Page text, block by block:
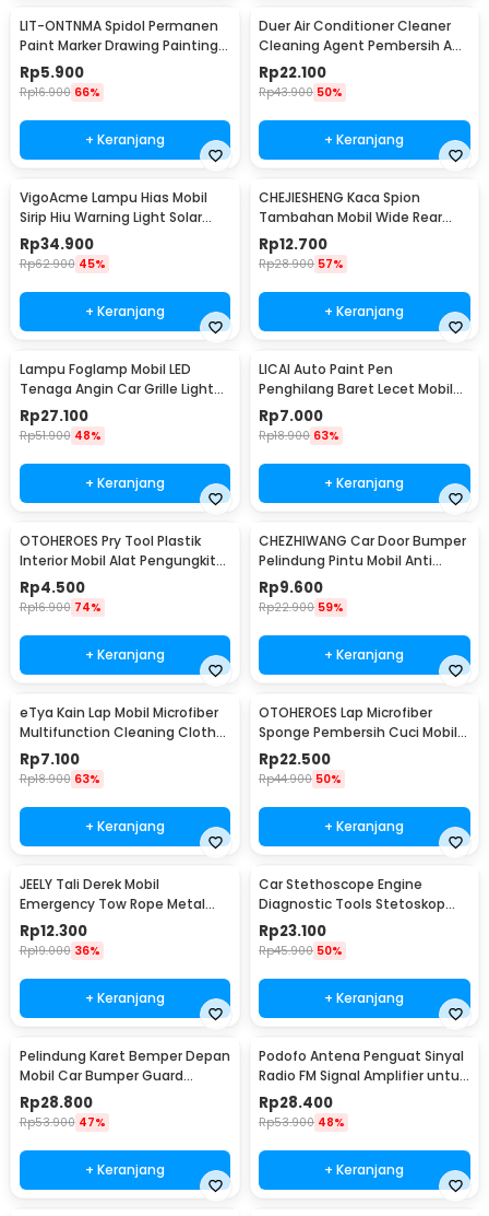
LIT-ONTNMA Spidol Permanen
Paint Marker Drawing Painting
Oil Base - MP-01
Rp5.900
Rp16.900 66%
+ Keranjang
Duer Air Conditioner Cleaner
Cleaning Agent Pembersih AC
Rumah 500ml - QUY1640
Rp22.100
Rp43.900 50%
+ Keranjang
VigoAcme Lampu Hias Mobil
Sirip Hiu Warning Light Solar
Energy 8 LED - FZWJSD
Rp34.900
Rp62.900 45%
+ Keranjang
CHEJIESHENG Kaca Spion
Tambahan Mobil Wide Rear
View Anti Blind Spot - SY-080
Rp12.700
Rp28.900 57%
+ Keranjang
Lampu Foglamp Mobil LED
Tenaga Angin Car Grille Light
Wind Power 2 PCS - XY044
Rp27.100
Rp51.900 48%
+ Keranjang
LICAI Auto Paint Pen
Penghilang Baret Lecet Mobil
Scratch Removal 12ml
Rp7.000
Rp18.900 63%
+ Keranjang
OTOHEROES Pry Tool Plastik
Interior Mobil Alat Pengungkit
Set 4 PCS - AA16
Rp4.500
Rp16.900 74%
+ Keranjang
CHEZHIWANG Car Door Bumper
Pelindung Pintu Mobil Anti
Gores 8 PCS - HT-001
Rp9.600
Rp22.900 59%
+ Keranjang
eTya Kain Lap Mobil Microfiber
Multifunction Cleaning Cloth
30x39cm - H-10
Rp7.100
Rp18.900 63%
+ Keranjang
OTOHEROES Lap Microfiber
Sponge Pembersih Cuci Mobil
Motor - TP266
Rp22.500
Rp44.900 50%
+ Keranjang
JEELY Tali Derek Mobil
Emergency Tow Rope Metal
Buckle U-Type 2.7M - JL30
Rp12.300
Rp19.000 36%
+ Keranjang
Car Stethoscope Engine
Diagnostic Tools Stetoskop
Mesin Mobil - W80582
Rp23.100
Rp45.900 50%
+ Keranjang
Pelindung Karet Bemper Depan
Mobil Car Bumper Guard
57mm 2.5M
Rp28.800
Rp53.900 47%
+ Keranjang
Podofo Antena Penguat Sinyal
Radio FM Signal Amplifier untuk
Mobil - ANT-208
Rp28.400
Rp53.900 48%
+ Keranjang